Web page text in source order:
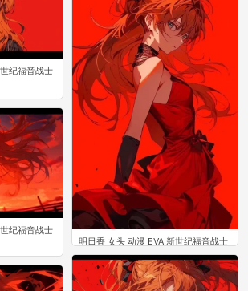
纪福音战士
明日香 女头 动漫 EVA 新世纪福音战士
Asuka 壁纸
0
纪福音战士